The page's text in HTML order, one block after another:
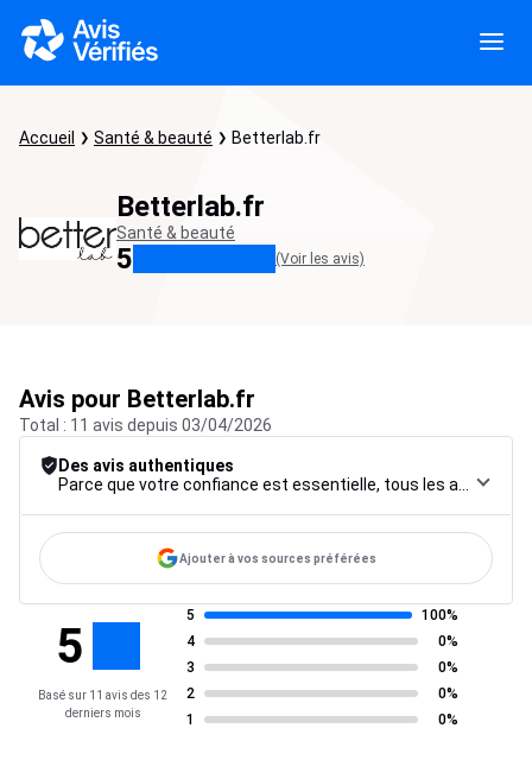
Accueil Santé & beauté Betterlab.fr
Betterlab.fr
Santé & beauté
5 (Voir les avis)
Avis pour Betterlab.fr
Total : 11 avis depuis 03/04/2026
Des avis authentiques
Ajouter à vos sources préférées
5
Basé sur 11 avis des 12
derniers mois
5
100%
4
0%
3
0%
2
0%
1
0%